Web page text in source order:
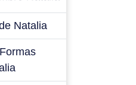
Natalia